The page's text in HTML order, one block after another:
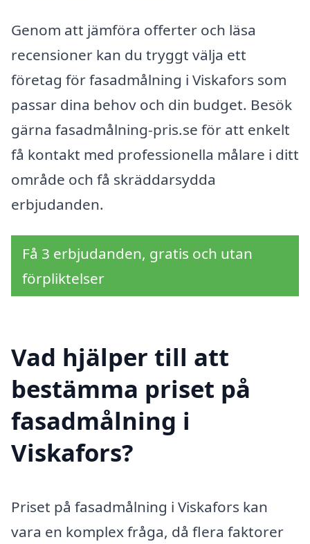
Genom att jämföra offerter och läsa
recensioner kan du tryggt välja ett
företag för fasadmålning i Viskafors som
passar dina behov och din budget. Besök
gärna fasadmålning-pris.se för att enkelt
få kontakt med professionella målare i ditt
område och få skräddarsydda
erbjudanden.
Få 3 erbjudanden, gratis och utan
förpliktelser
Vad hjälper till att
bestämma priset på
fasadmålning i
Viskafors?
Priset på fasadmålning i Viskafors kan
vara en komplex fråga, då flera faktorer